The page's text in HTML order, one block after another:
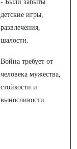
- Были забыты
детские игры,
развлечения,
шалости.
Война требует от
человека мужества,
стойкости и
выносливости.